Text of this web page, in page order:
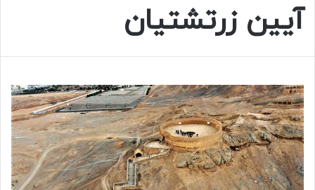
آیین زرتشتیان